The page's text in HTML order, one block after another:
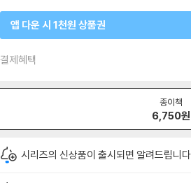
앱 다운 시 1천원 상품권
결제혜택
종이책
6,750원
시리즈의 신상품이 출시되면 알려드립니